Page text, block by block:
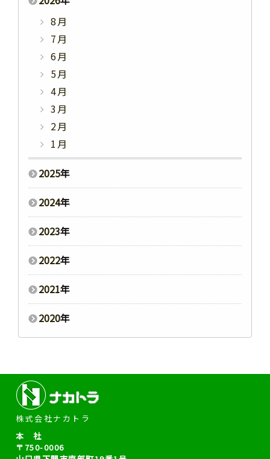
8月
7月
6月
5月
4月
3月
2月
1月
2025年
2024年
2023年
2022年
2021年
2020年
株式会社ナカトラ
本 社
〒750-0006